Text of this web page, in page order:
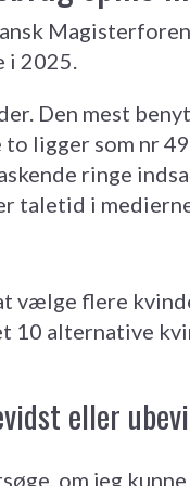
i 2025.
Den mest
ligger som nr
ringe
taletid i
vælge flere
10 alternative
eller
om jeg